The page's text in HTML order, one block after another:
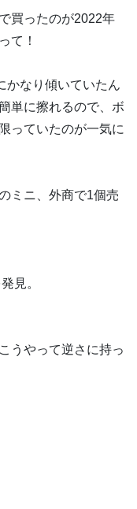
買ったのが2022年
て！
かなり傾いていたん
単に擦れるので、ボ
っていたのが一気に
ミニ、外商で1個売
見。
うやって逆さに持っ